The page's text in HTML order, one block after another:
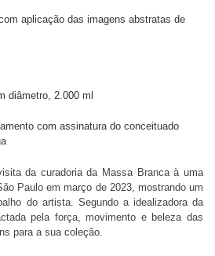
aplicação das imagens abstratas de
diâmetro, 2.000 ml
com assinatura do conceituado
da curadoria da Massa Branca à uma
Paulo em março de 2023, mostrando um
do artista. Segundo a idealizadora da
pela força, movimento e beleza das
para a sua coleção.